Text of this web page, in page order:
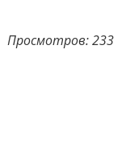
Просмотров: 233